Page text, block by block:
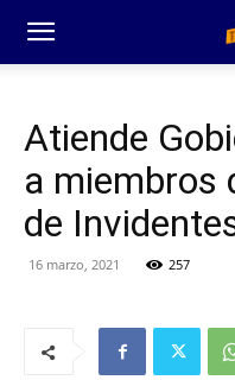
Atiende
a miembros
de
16 marzo, 2021 257